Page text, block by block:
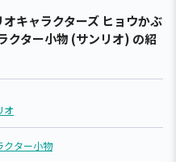
オキャラクターズ ヒョウかぶ
クター小物 (サンリオ) の紹
オ
クター小物